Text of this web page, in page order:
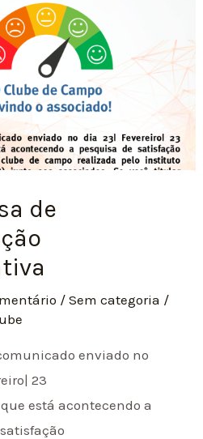
de
/Sem categoria /
enviado no
23
está acontecendo a